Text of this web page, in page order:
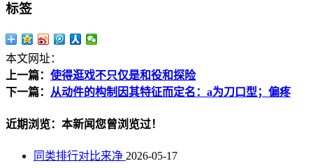
标签
本文网址：
上一篇： 使得逛戏不只仅是和役和探险
下一篇： 从动件的构制因其特征而定名：a为刀口型；偏疼
近期浏览：本新闻您曾浏览过！
同类排行对比来净 2026-05-17